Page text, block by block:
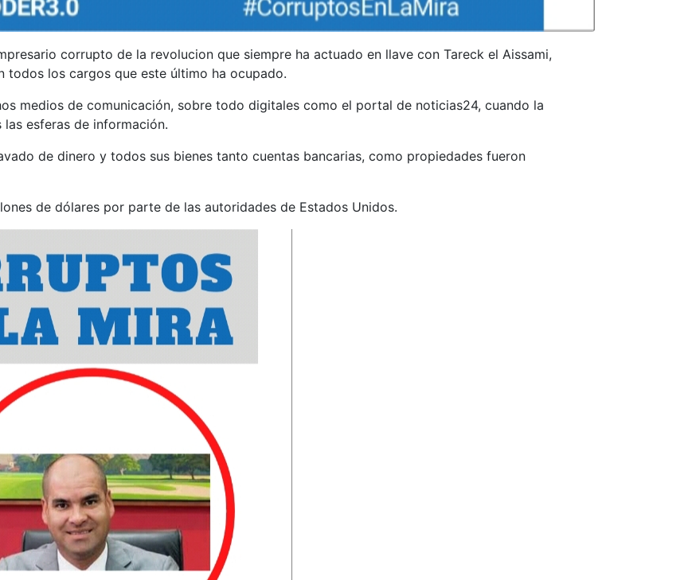
corrupto de la revolucion que siempre ha actuado en llave con Tareck el Aissami,
todos los cargos que este último ha ocupado.
medios de comunicación, sobre todo digitales como el portal de noticias24, cuando la
esferas de información.
de dinero y todos sus bienes tanto cuentas bancarias, como propiedades fueron
de dólares por parte de las autoridades de Estados Unidos.